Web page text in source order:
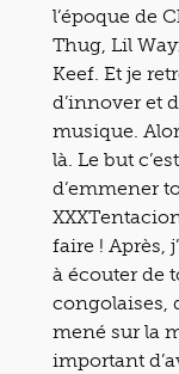
l’époque de
Thug, Lil
Keef. Et je
d’innover et
musique.
là. Le but
d’emmener
faire ! Après,
à écouter de
congolaises,
mené sur la
important